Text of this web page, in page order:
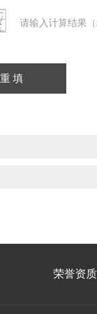
请输入计算结果
荣誉资质